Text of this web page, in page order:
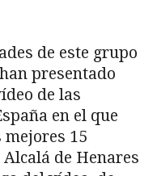
de este grupo
presentado
de las
en el que
15
de Henares